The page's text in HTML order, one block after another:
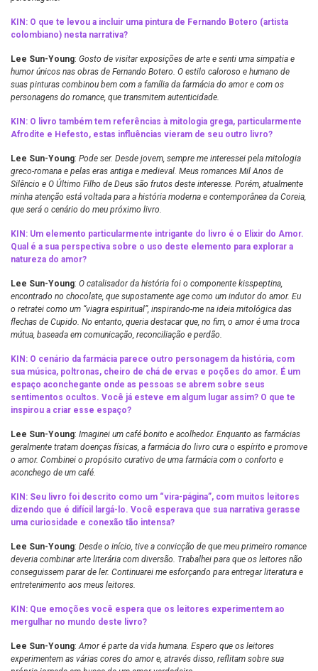
KIN: O que te levou a incluir uma pintura de Fernando Botero (artista
colombiano) nesta narrativa?
Lee Sun-Young: Gosto de visitar exposições de arte e senti uma simpatia e
humor únicos nas obras de Fernando Botero. O estilo caloroso e humano de
suas pinturas combinou bem com a família da farmácia do amor e com os
personagens do romance, que transmitem autenticidade.
KIN: O livro também tem referências à mitologia grega, particularmente
Afrodite e Hefesto, estas influências vieram de seu outro livro?
Lee Sun-Young: Pode ser. Desde jovem, sempre me interessei pela mitologia
greco-romana e pelas eras antiga e medieval. Meus romances Mil Anos de
Silêncio e O Último Filho de Deus são frutos deste interesse. Porém, atualmente
minha atenção está voltada para a história moderna e contemporânea da Coreia,
que será o cenário do meu próximo livro.
KIN: Um elemento particularmente intrigante do livro é o Elixir do Amor.
Qual é a sua perspectiva sobre o uso deste elemento para explorar a
natureza do amor?
Lee Sun-Young: O catalisador da história foi o componente kisspeptina,
encontrado no chocolate, que supostamente age como um indutor do amor. Eu
o retratei como um “viagra espiritual”, inspirando-me na ideia mitológica das
flechas de Cupido. No entanto, queria destacar que, no fim, o amor é uma troca
mútua, baseada em comunicação, reconciliação e perdão.
KIN: O cenário da farmácia parece outro personagem da história, com
sua música, poltronas, cheiro de chá de ervas e poções do amor. É um
espaço aconchegante onde as pessoas se abrem sobre seus
sentimentos ocultos. Você já esteve em algum lugar assim? O que te
inspirou a criar esse espaço?
Lee Sun-Young: Imaginei um café bonito e acolhedor. Enquanto as farmácias
geralmente tratam doenças físicas, a farmácia do livro cura o espírito e promove
o amor. Combinei o propósito curativo de uma farmácia com o conforto e
aconchego de um café.
KIN: Seu livro foi descrito como um “vira-página”, com muitos leitores
dizendo que é difícil largá-lo. Você esperava que sua narrativa gerasse
uma curiosidade e conexão tão intensa?
Lee Sun-Young: Desde o início, tive a convicção de que meu primeiro romance
deveria combinar arte literária com diversão. Trabalhei para que os leitores não
conseguissem parar de ler. Continuarei me esforçando para entregar literatura e
entretenimento aos meus leitores.
KIN: Que emoções você espera que os leitores experimentem ao
mergulhar no mundo deste livro?
Lee Sun-Young:Amor é parte da vida humana. Espero que os leitores
experimentem as várias cores do amor e, através disso, reflitam sobre sua